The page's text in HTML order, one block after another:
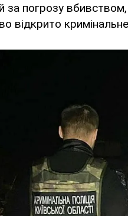
за погрозу
відкрито